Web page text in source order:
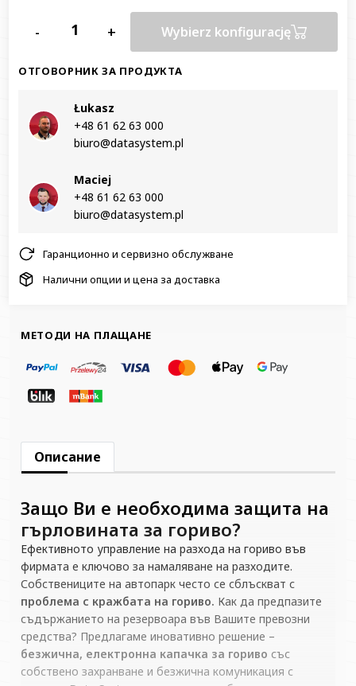
- + Wybierz konfigurację
ОТГОВОРНИК ЗА ПРОДУКТА
Łukasz
+48 61 62 63 000‬
biuro@datasystem.pl
Maciej
+48 61 62 63 000‬
biuro@datasystem.pl
Гаранционно и сервизно обслужване
Налични опции и цена за доставка
МЕТОДИ НА ПЛАЩАНЕ
Описание
Защо Ви е необходима защита на
гърловината за гориво?
Ефективното управление на разхода на гориво във
фирмата е ключово за намаляване на разходите.
Собствениците на автопарк често се сблъскват с
проблема с кражбата на гориво. Как да предпазите
съдържанието на резервоара във Вашите превозни
средства? Предлагаме иновативно решение –
безжична, електронна капачка за гориво със
собствено захранване и безжична комуникация с